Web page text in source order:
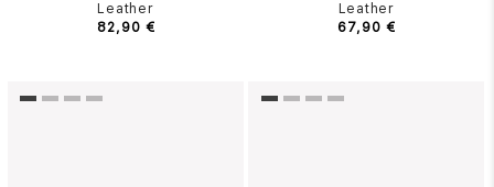
Leather
82,90 €
Leather
67,90 €